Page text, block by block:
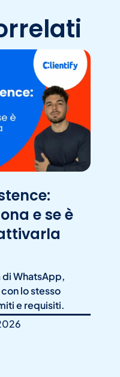
e se è
WhatsApp,
lo stesso
e requisiti.